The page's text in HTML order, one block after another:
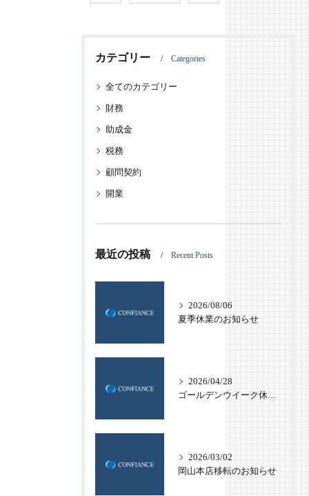
カテゴリー Categories
全てのカテゴリー
財務
助成金
税務
顧問契約
開業
最近の投稿 Recent Posts
2026/08/06
夏季休業のお知らせ
2026/04/28
ゴールデンウイーク休業のお知らせ
2026/03/02
岡山本店移転のお知らせ